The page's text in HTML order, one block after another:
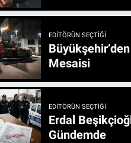
EDITÖRÜN SEÇTIĞI
Büyükşehir’den 3 İlçe 20 Noktada Yeni Haftada
Mesaisi
EDITÖRÜN SEÇTIĞI
Erdal
Gündemde